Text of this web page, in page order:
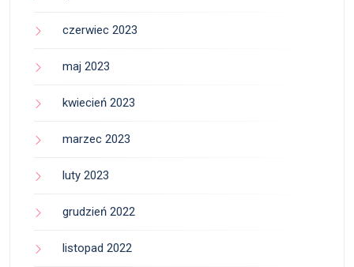
czerwiec 2023
maj 2023
kwiecień 2023
marzec 2023
luty 2023
grudzień 2022
listopad 2022